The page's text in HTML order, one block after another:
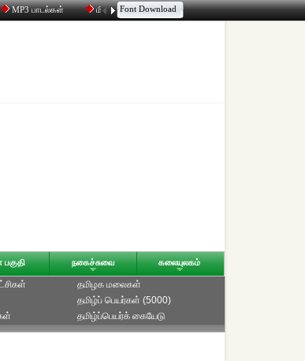
MP3 பாடல்கள் மின்னஞ்சல் திரட்டி உரையாடல்
Font Download
நகைச்சுவை கலையுலகம்
தமிழக மலைகள்
தமிழ்ப் பெயர்கள் (5000)
தமிழ்ப்பெயர்க் கையேடு